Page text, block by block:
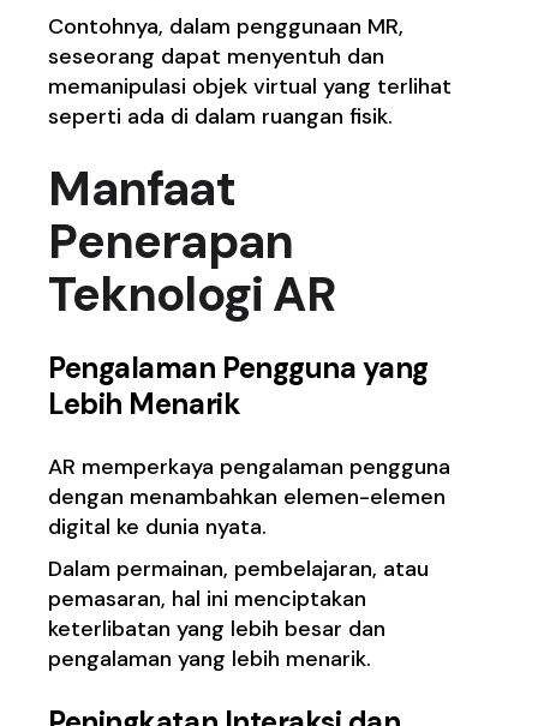
Contohnya, dalam penggunaan MR,
seseorang dapat menyentuh dan
memanipulasi objek virtual yang terlihat
seperti ada di dalam ruangan fisik.
Manfaat
Penerapan
Teknologi AR
Pengalaman Pengguna yang
Lebih Menarik
AR memperkaya pengalaman pengguna
dengan menambahkan elemen-elemen
digital ke dunia nyata.
Dalam permainan, pembelajaran, atau
pemasaran, hal ini menciptakan
keterlibatan yang lebih besar dan
pengalaman yang lebih menarik.